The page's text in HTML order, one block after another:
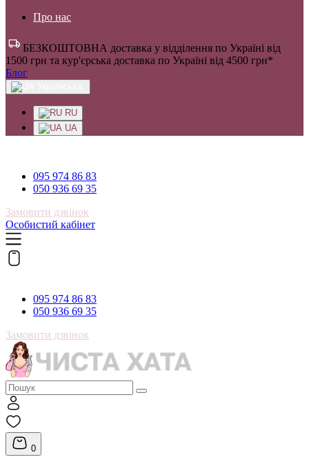
Про нас
БЕЗКОШТОВНА доставка у відділення по Україні від
1500 грн та кур'єрська доставка по Україні від 4500 грн*
Блог
RU
UA
095 974 86 83
050 936 69 35
Замовити дзвінок
Особистий кабінет
095 974 86 83
050 936 69 35
Замовити дзвінок
0